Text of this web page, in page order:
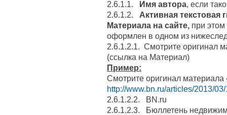
2.6.1.1. Имя автора, если
2.6.1.2. Активная текстовая
Материала на сайте, при этом
оформлен в одном из
2.6.1.2.1. Смотрите оригинал
(ссылка на Материал)
Пример:
Смотрите оригинал материала
http://www.bn.ru/articles/2013/
2.6.1.2.2. BN.ru
2.6.1.2.3. Бюллетень